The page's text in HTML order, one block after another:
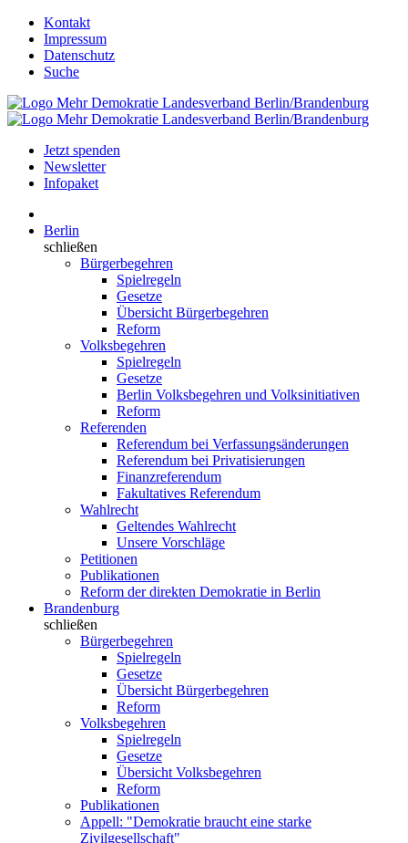
Kontakt
Impressum
Datenschutz
Suche
Jetzt spenden
Newsletter
Infopaket
Berlin
schließen
Bürgerbegehren
Spielregeln
Gesetze
Übersicht Bürgerbegehren
Reform
Volksbegehren
Spielregeln
Gesetze
Berlin Volksbegehren und Volksinitiativen
Reform
Referenden
Referendum bei Verfassungsänderungen
Referendum bei Privatisierungen
Finanzreferendum
Fakultatives Referendum
Wahlrecht
Geltendes Wahlrecht
Unsere Vorschläge
Petitionen
Publikationen
Reform der direkten Demokratie in Berlin
Brandenburg
schließen
Bürgerbegehren
Spielregeln
Gesetze
Übersicht Bürgerbegehren
Reform
Volksbegehren
Spielregeln
Gesetze
Übersicht Volksbegehren
Reform
Publikationen
Appell: "Demokratie braucht eine starke
Zivilgesellschaft"